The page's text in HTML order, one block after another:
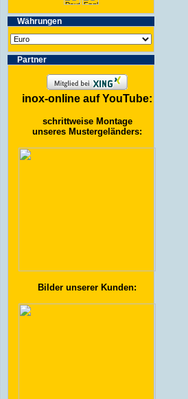
Wäh­run­gen
Partner
inox-online auf YouTube:
schrittweise Montage
unseres Mustergeländers:
Bilder unserer Kunden: